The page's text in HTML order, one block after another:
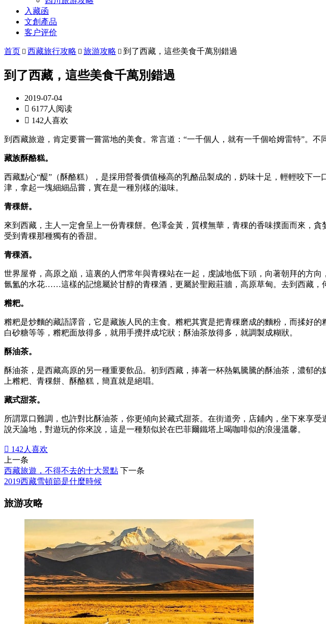
入藏函
文創產品
客户评价
首页  西藏旅行攻略  旅游攻略  到了西藏，這些美食千萬別錯過
到了西藏，這些美食千萬別錯過
2019-07-04
 6177人阅读
 142人喜欢
到西藏旅遊，肯定要嘗一嘗當地的美食。常言道：“一千個人，就有一千個哈姆雷特”。不
藏族酥酪糕。
西藏點心“醍”（酥酪糕），是採用營養價值極高的乳酪品製成的，奶味十足，輕輕咬下
津，拿起一塊細細品嘗，實在是一種別樣的滋味。
青稞餅。
來到西藏，主人一定會呈上一份青稞餅。色澤金黃，質樸無華，青稞的香味撲面而來，
受到青稞那種獨有的香甜。
青稞酒。
世界屋脊，高原之巔，這裏的人們常年與青稞站在一起，虔誠地低下頭，向著朝拜的方
氤氳的水花……這樣的記憶屬於甘醇的青稞酒，更屬於聖殿莊牆，高原草甸。去到西藏，
糌粑。
糌粑是炒麵的藏語譯音，它是藏族人民的主食。糌粑其實是把青稞磨成的麵粉，而揉好
白砂糖等等，糌粑面放得多，就用手攪拌成坨狀；酥油茶放得多，就調製成糊狀。
酥油茶。
酥油茶，是西藏高原的另一種重要飲品。初到西藏，捧著一杯熱氣騰騰的酥油茶，濃郁
上糌粑、青稞餅、酥酪糕，簡直就是絕唱。
藏式甜茶。
所謂眾口難調，也許對比酥油茶，你更傾向於藏式甜茶。在街道旁，店鋪內，坐下來享
說天論地，對遊玩的你來說，這是一種類似於在巴菲爾鐵塔上喝咖啡似的浪漫溫馨。
 142 人喜欢
上一条
西藏旅遊，不得不去的十大景點 下一条
2019西藏雪頓節是什麼時候
旅游攻略